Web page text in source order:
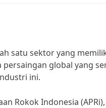
satu sektor yang
global yang
ini.
Rokok Indonesia